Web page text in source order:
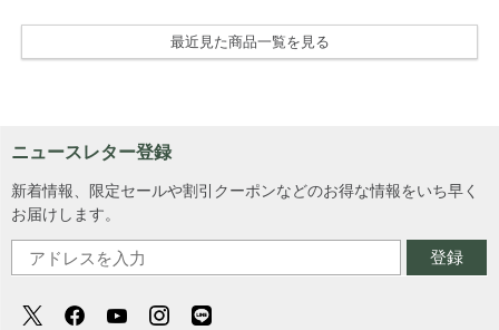
最近見た商品一覧を見る
ニュースレター登録
新着情報、限定セールや割引クーポンなどのお得な情報をいち早く
お届けします。
登録